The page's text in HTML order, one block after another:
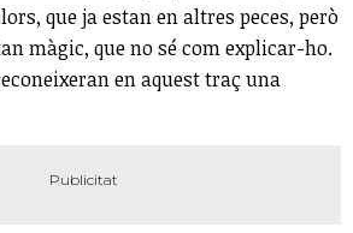
que ja estan en altres peces, però
màgic, que no sé com explicar-ho.
en aquest traç una